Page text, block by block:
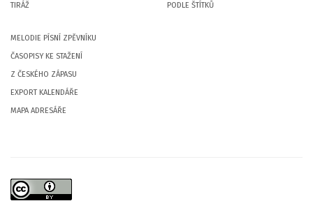
TIRÁŽ
PODLE ŠTÍTKŮ
MELODIE PÍSNÍ ZPĚVNÍKU
ČASOPISY KE STAŽENÍ
Z ČESKÉHO ZÁPASU
EXPORT KALENDÁŘE
MAPA ADRESÁŘE